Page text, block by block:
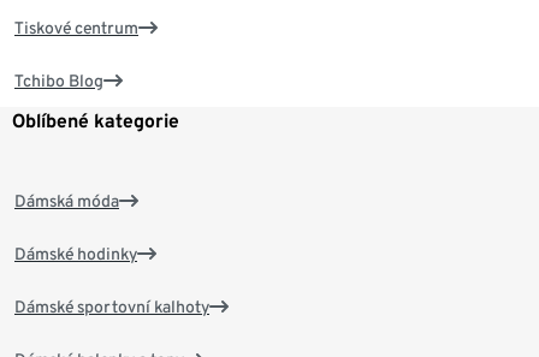
Tiskové centrum
Tchibo Blog
Oblíbené kategorie
Dámská móda
Dámské hodinky
Dámské sportovní kalhoty